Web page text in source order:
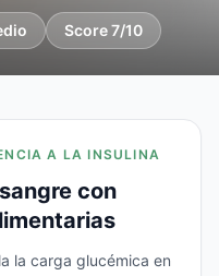
Score 7/10
A LA INSULINA
con
la carga glucémica en